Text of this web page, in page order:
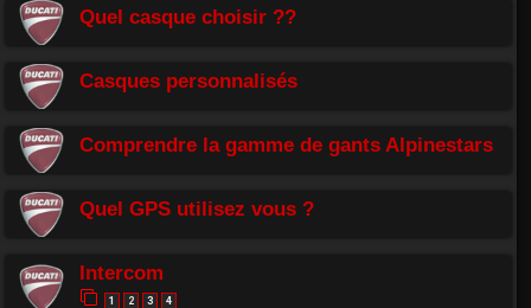
Quel casque choisir ??
Casques personnalisés
Comprendre la gamme de gants Alpinestars
Quel GPS utilisez vous ?
Intercom
1 2 3 4